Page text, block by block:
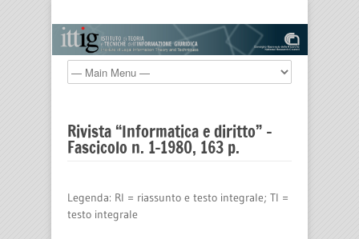
Rivista “Informatica e diritto” –
Fascicolo n. 1-1980, 163 p.
Legenda: RI = riassunto e testo integrale; TI =
testo integrale